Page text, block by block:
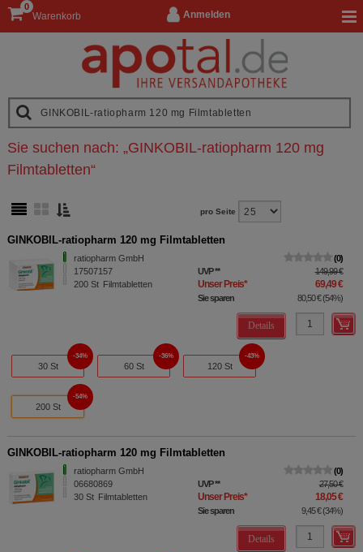
Anmelden
Warenkorb
0
Sie suchen nach: „GINKOBIL-ratiopharm 120 mg
Filmtabletten“
pro Seite
GINKOBIL-ratiopharm 120 mg Filmtabletten
ratiopharm GmbH
17507157
200 St Filmtabletten
0
UVP** 149,99 €
Unser Preis* 69,49 €
Sie sparen 80,50 €(54%)
Details
30 St
34%
60 St
36%
120 St
43%
200 St
54%
GINKOBIL-ratiopharm 120 mg Filmtabletten
ratiopharm GmbH
06680869
30 St Filmtabletten
0
UVP** 27,50 €
Unser Preis* 18,05 €
Sie sparen 9,45 €(34%)
Details